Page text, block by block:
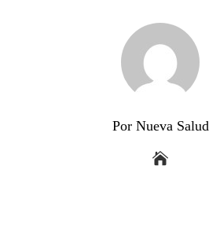
Por Nueva Salud